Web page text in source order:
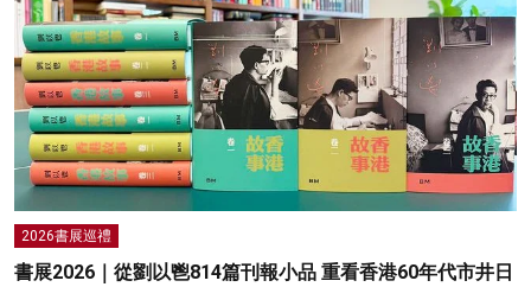
2026書展巡禮
書展2026｜從劉以鬯814篇刊報小品 重看香港60年代市井日